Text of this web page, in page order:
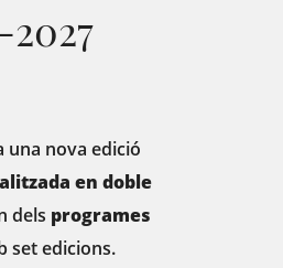
una nova edició
en doble
dels programes
set edicions.